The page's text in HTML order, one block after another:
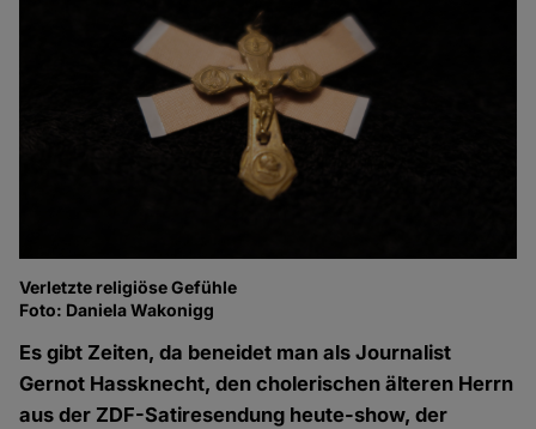
Verletzte religiöse Gefühle
Foto: Daniela Wakonigg
Es gibt Zeiten, da beneidet man als Journalist
Gernot Hassknecht, den cholerischen älteren Herrn
aus der ZDF-Satiresendung heute-show, der